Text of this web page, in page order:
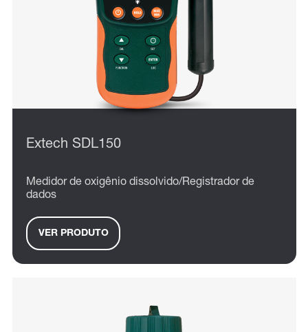
Extech SDL150
Medidor de oxigênio dissolvido/Registrador de
dados
VER PRODUTO